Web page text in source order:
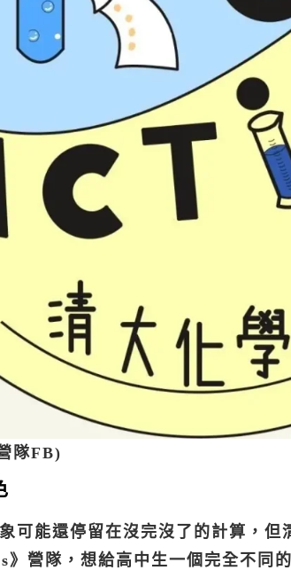
隊FB)
可能還停留在沒完沒了的計算，但
營隊，想給高中生一個完全不同